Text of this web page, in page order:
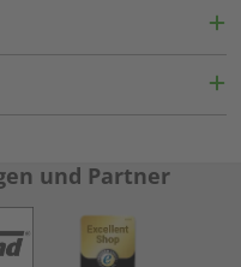
und Partner